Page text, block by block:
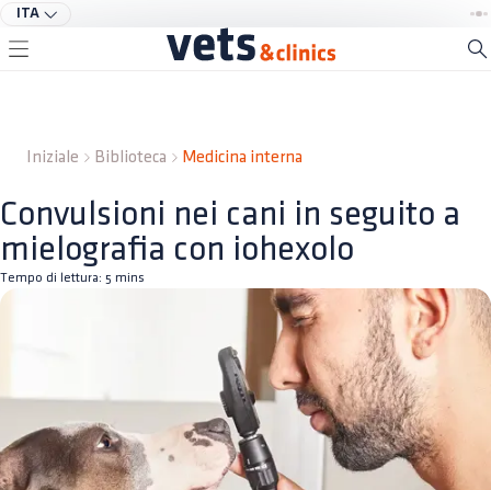
ITA
Iniziale Biblioteca Medicina interna
Convulsioni nei cani in seguito a
mielografia con iohexolo
Tempo di lettura: 5 mins